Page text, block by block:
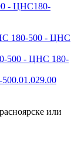
- ЦНС180-
180-500 - ЦНС
500 - ЦНС 180-
или